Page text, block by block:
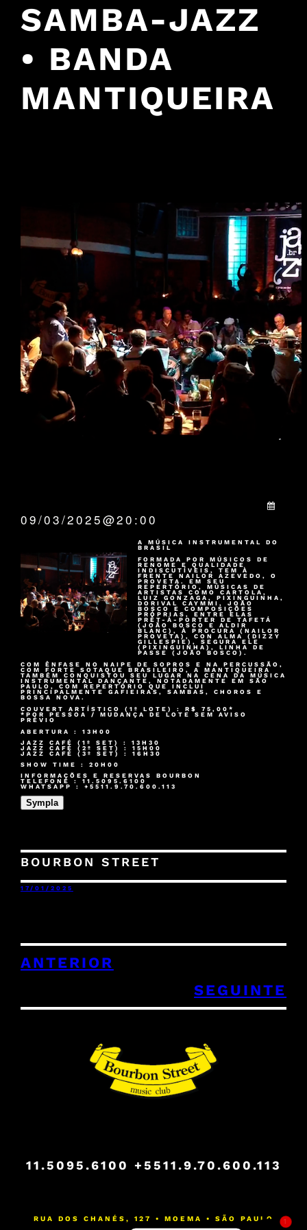
SAMBA-JAZZ
• BANDA
MANTIQUEIRA
09/03/2025@20:00
A MÚSICA INSTRUMENTAL DO
BRASIL
FORMADA POR MÚSICOS DE
RENOME E QUALIDADE
INDISCUTÍVEIS, TEM À
FRENTE NAILOR AZEVEDO, O
PROVETA. EM SEU
REPERTÓRIO, MÚSICAS DE
ARTISTAS COMO CARTOLA,
LUIZ GONZAGA, PIXINGUINHA,
DORIVAL CAYMMI, JOÃO
BOSCO E COMPOSIÇÕES
PRÓPRIAS, ENTRE ELAS
PRÊT-À-PORTER DE TAFETÁ
(JOÃO BOSCO E ALDIR
BLANC), À PROCURA (NAILOR
PROVETA), CON ALMA (DIZZY
GILLESPIE), SEGURA ELE
(PIXINGUINHA), LINHA DE
PASSE (JOÃO BOSCO).
COM ÊNFASE NO NAIPE DE SOPROS E NA PERCUSSÃO,
COM FORTE SOTAQUE BRASILEIRO, A MANTIQUEIRA
TAMBÉM CONQUISTOU SEU LUGAR NA CENA DA MÚSICA
INSTRUMENTAL DANÇANTE, NOTADAMENTE EM SÃO
PAULO, COM REPERTÓRIO QUE INCLUI
PRINCIPALMENTE GAFIEIRAS, SAMBAS, CHOROS E
BOSSA NOVA.
COUVERT ARTÍSTICO (1º LOTE) : R$ 75,00*
*POR PESSOA / MUDANÇA DE LOTE SEM AVISO
PRÉVIO
ABERTURA : 13H00
JAZZ CAFÉ (1º SET) : 13H30
JAZZ CAFÉ (2º SET) : 15H00
JAZZ CAFÉ (3º SET) : 16H30
SHOW TIME : 20H00
INFORMAÇÕES E RESERVAS BOURBON
TELEFONE : 11.5095.6100
WHATSAPP : +5511.9.70.600.113
Sympla
BOURBON STREET
17/01/2025
ANTERIOR
SEGUINTE
11.5095.6100 +5511.9.70.600.113
RUA DOS CHANÉS, 127 • MOEMA • SÃO PAULO 1